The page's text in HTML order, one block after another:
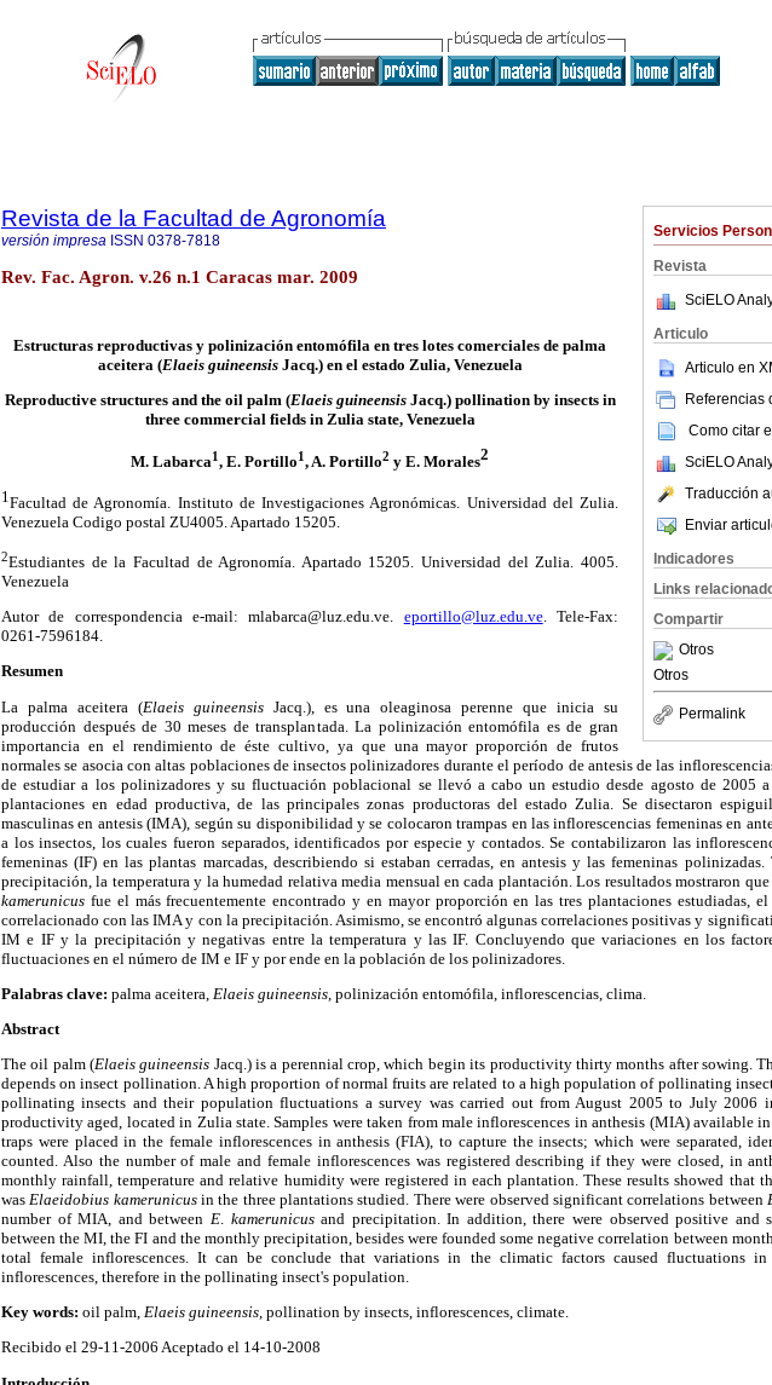
Servicios
Revista
SciELO
Articulo
Articulo en
Referencias
Como citar
SciELO
Traducción
Enviar
Indicadores
Links
Compartir
Otros
Otros
Permalink
Revista de la Facultad de Agronomía
versión impresa ISSN 0378-7818
Rev. Fac. Agron. v.26 n.1 Caracas mar. 2009
Estructuras reproductivas y polinización entomófila en tres lotes comerciales de palma
aceitera (Elaeis guineensisJacq.) en el estado Zulia, Venezuela
Reproductive structures and the oil palm (Elaeis guineensisJacq.) pollination by insects in
three commercial fields in Zulia state, Venezuela
M. Labarca1, E. Portillo1, A. Portillo2 y E. Morales2
1Facultad de Agronomía. Instituto de Investigaciones Agronómicas. Universidad del Zulia.
Venezuela Codigo postal ZU4005. Apartado 15205.
2Estudiantes de la Facultad de Agronomía. Apartado 15205. Universidad del Zulia. 4005.
Venezuela
Autor de correspondencia e-mail: mlabarca@luz.edu.ve. eportillo@luz.edu.ve. Tele-Fax:
0261-7596184.
Resumen
La palma aceitera (Elaeis guineensisJacq.), es una oleaginosa perenne que inicia su
producción después de 30 meses de transplantada. La polinización entomófila es de gran
importancia en el rendimiento de éste cultivo, ya que una mayor proporción de frutos
normales se asocia con altas poblaciones de insectos polinizadores durante el período de antesis de las
de estudiar a los polinizadores y su fluctuación poblacional se llevó a cabo un estudio desde agosto de 2005
plantaciones en edad productiva, de las principales zonas productoras del estado Zulia. Se disectaron
masculinas en antesis (IMA), según su disponibilidad y se colocaron trampas en las inflorescencias femeninas en
a los insectos, los cuales fueron separados, identificados por especie y contados. Se contabilizaron las
femeninas (IF) en las plantas marcadas, describiendo si estaban cerradas, en antesis y las femeninas
precipitación, la temperatura y la humedad relativa media mensual en cada plantación. Los resultados mostraron
kamerunicus fue el más frecuentemente encontrado y en mayor proporción en las tres plantaciones estudiadas,
correlacionado con las IMA y con la precipitación. Asimismo, se encontró algunas correlaciones positivas y
IM e IF y la precipitación y negativas entre la temperatura y las IF. Concluyendo que variaciones en los
fluctuaciones en el número de IM e IF y por ende en la población de los polinizadores.
Palabras clave: palma aceitera, Elaeis guineensis , polinización entomófila, inflorescencias, clima.
Abstract
The oil palm (Elaeis guineensis Jacq.) is a perennial crop, which begin its productivity thirty months after sowing.
depends on insect pollination. A high proportion of normal fruits are related to a high population of pollinating
pollinating insects and their population fluctuations a survey was carried out from August 2005 to July 2006
productivity aged, located in Zulia state. Samples were taken from male inflorescences in anthesis (MIA) available
traps were placed in the female inflorescences in anthesis (FIA), to capture the insects; which were separated,
counted. Also the number of male and female inflorescences was registered describing if they were closed, in
monthly rainfall, temperature and relative humidity were registered in each plantation. These results showed that
wasElaeidobius kamerunicusin the three plantations studied. There were observed significant correlations between
number of MIA, and between E. kamerunicusand precipitation. In addition, there were observed positive and
between the MI, the FI and the monthly precipitation, besides were founded some negative correlation between
total female inflorescences. It can be conclude that variations in the climatic factors caused fluctuations
inflorescences, therefore in the pollinating insect's population.
Key words: oil palm, Elaeis guineensis, pollination by insects, inflorescences, climate.
Recibido el 29-11-2006 Aceptado el 14-10-2008